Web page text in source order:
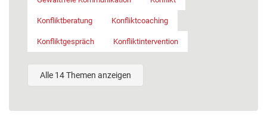
Konfliktberatung Konfliktcoaching
Konfliktgespräch Konfliktintervention
Alle 14 Themen anzeigen